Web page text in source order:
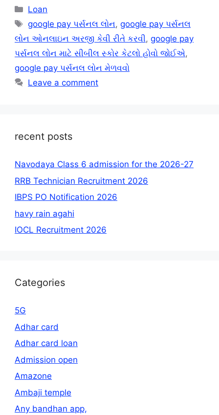
Categories
Loan
Tags
google pay પર્સનલ લોન,google pay પર્સનલ
લોન ઓનલાઇન અરજી કેવી રીતે કરવી, google pay
પર્સનલ લોન માટે સીબીલ સ્કોર કેટલો હોવો જોઈએ,
google pay પર્સનલ લોન મેળવવો
Leave a comment
recent posts
Navodaya Class 6 admission for the 2026-27
RRB Technician Recruitment 2026
IBPS PO Notification 2026
havy rain agahi
IOCL Recruitment 2026
Categories
5G
Adhar card
Adhar card loan
Admission open
Amazone
Ambaji temple
Any bandhan app,